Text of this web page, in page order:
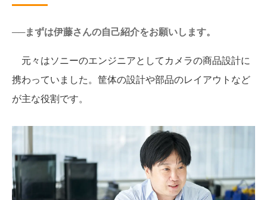
──まずは伊藤さんの自己紹介をお願いします。
元々はソニーのエンジニアとしてカメラの商品設計に
携わっていました。筐体の設計や部品のレイアウトなど
が主な役割です。